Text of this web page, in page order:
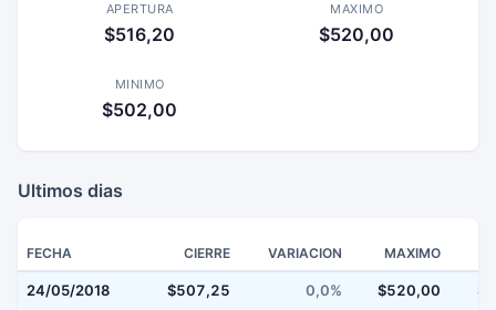
APERTURA
$516,20
MAXIMO
$520,00
MINIMO
$502,00
Ultimos dias
FECHA CIERRE VARIACION MAXIMO
24/05/2018 $507,25 0,0% $520,00